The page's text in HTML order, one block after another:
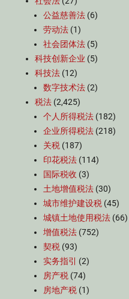
公益慈善法 (6)
劳动法 (1)
社会团体法 (5)
科技创新企业 (5)
科技法 (12)
数字技术法 (2)
税法 (2,425)
个人所得税法 (182)
企业所得税法 (218)
关税 (187)
印花税法 (114)
国际税收 (3)
土地增值税法 (30)
城市维护建设税 (45)
城镇土地使用税法 (66)
增值税法 (752)
契税 (93)
实务指引
(2)
房产税 (74)
房地产税 (1)